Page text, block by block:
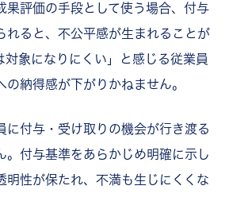
果評価の手段として使う場合、付与
れると、不公平感が生まれることが
対象になりにくい」と感じる従業員
の納得感が下がりかねません。
に付与・受け取りの機会が行き渡る
。付与基準をあらかじめ明確に示し
明性が保たれ、不満も生じにくくな